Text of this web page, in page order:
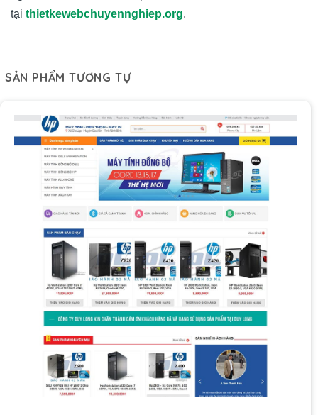
tại thietkewebchuyennghiep.org.
SẢN PHẨM TƯƠNG TỰ